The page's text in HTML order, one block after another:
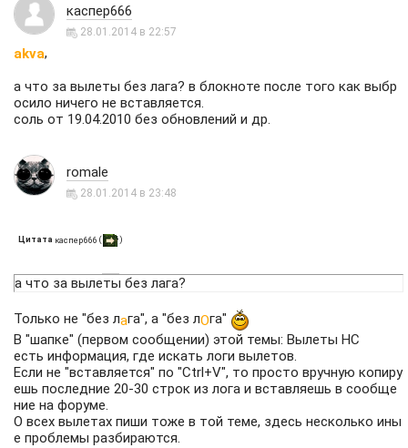
каспер666
28.01.2014 в 22:57
akva,
а что за вылеты без лага? в блокноте после того как выбр
осило ничего не вставляется.
соль от 19.04.2010 без обновлений и др.
romale
28.01.2014 в 23:48
Цитата каспер666 ( )
а что за вылеты без лага?
Только не "без лага", а "без лОга"
В "шапке" (первом сообщении) этой темы: Вылеты НС
есть информация, где искать логи вылетов.
Если не "вставляется" по "Ctrl+V", то просто вручную копиру
ешь последние 20-30 строк из лога и вставляешь в сообще
ние на форуме.
О всех вылетах пиши тоже в той теме, здесь несколько ины
е проблемы разбираются.